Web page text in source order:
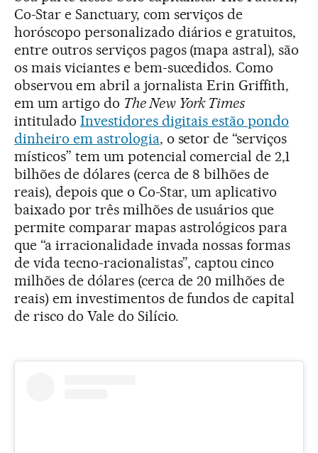
Co-Star e Sanctuary, com serviços de
horóscopo personalizado diários e gratuitos,
entre outros serviços pagos (mapa astral), são
os mais viciantes e bem-sucedidos. Como
observou em abril a jornalista Erin Griffith,
em um artigo do The New York Times
intitulado Investidores digitais estão pondo
dinheiro em astrologia, o setor de “serviços
místicos” tem um potencial comercial de 2,1
bilhões de dólares (cerca de 8 bilhões de
reais), depois que o Co-Star, um aplicativo
baixado por três milhões de usuários que
permite comparar mapas astrológicos para
que “a irracionalidade invada nossas formas
de vida tecno-racionalistas”, captou cinco
milhões de dólares (cerca de 20 milhões de
reais) em investimentos de fundos de capital
de risco do Vale do Silício.